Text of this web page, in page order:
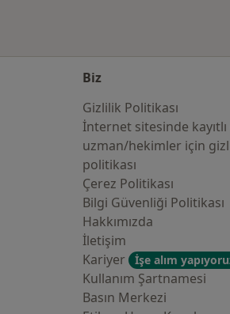
Biz
Gizlilik Politikası
İnternet sitesinde
uzman/hekimler i̇çin
politikası
Çerez Politikası
Bilgi Güvenliği Politikası
Hakkımızda
İletişim
Kariyer
İşe alım
Kullanım Şartnamesi
Basın Merkezi